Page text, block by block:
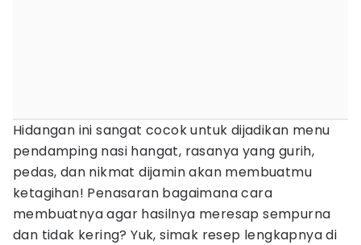
Hidangan ini sangat cocok untuk dijadikan menu
pendamping nasi hangat, rasanya yang gurih,
pedas, dan nikmat dijamin akan membuatmu
ketagihan! Penasaran bagaimana cara
membuatnya agar hasilnya meresap sempurna
dan tidak kering? Yuk, simak resep lengkapnya di